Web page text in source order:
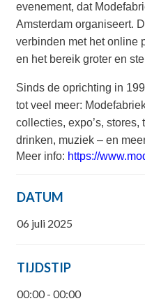
evenement, dat
Amsterdam organiseert.
verbinden met het online
en het bereik groter en
Sinds de oprichting in
tot veel meer:
collecties, expo’s, stores,
drinken, muziek – en
Meer info: https://
DATUM
06 juli 2025
TIJDSTIP
00:00 - 00:00